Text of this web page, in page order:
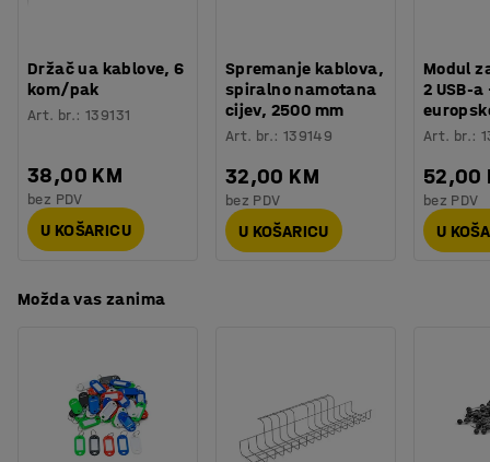
Montaža
Dolazi sastavljeno
Držač ua kablove, 6
kom/pak
Art. br.:139131
38,00 KM
bez PDV
U KOŠARICU
Spremanje kablova,
spiralno namotana
cijev, 2500 mm
Art. br.: 139149
32,00 KM
bez PDV
U KOŠARICU
Modul
2 USB-a
Art. br.:
52,00
bez PDV
U
Možda vas zanima